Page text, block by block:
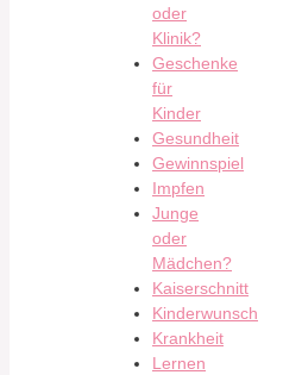
oder
Klinik?
Geschenke
für
Kinder
Gesundheit
Gewinnspiel
Impfen
Junge
oder
Mädchen?
Kaiserschnitt
Kinderwunsch
Krankheit
Lernen